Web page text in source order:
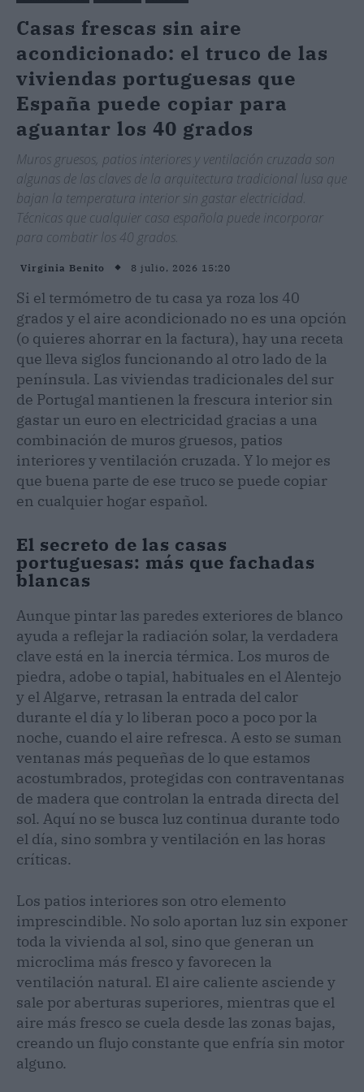
Casas frescas sin aire
acondicionado: el truco de las
viviendas portuguesas que
España puede copiar para
aguantar los 40 grados
Muros gruesos, patios interiores y ventilación cruzada son
algunas de las claves de la arquitectura tradicional lusa que
bajan la temperatura interior sin gastar electricidad.
Técnicas que cualquier casa española puede incorporar
para combatir los 40 grados.
Virginia Benito 8 julio, 2026 15:20
Si el termómetro de tu casa ya roza los 40
grados y el aire acondicionado no es una opción
(o quieres ahorrar en la factura), hay una receta
que lleva siglos funcionando al otro lado de la
península. Las viviendas tradicionales del sur
de Portugal mantienen la frescura interior sin
gastar un euro en electricidad gracias a una
combinación de muros gruesos, patios
interiores y ventilación cruzada. Y lo mejor es
que buena parte de ese truco se puede copiar
en cualquier hogar español.
El secreto de las casas
portuguesas: más que fachadas
blancas
Aunque pintar las paredes exteriores de blanco
ayuda a reflejar la radiación solar, la verdadera
clave está en la inercia térmica. Los muros de
piedra, adobe o tapial, habituales en el Alentejo
y el Algarve, retrasan la entrada del calor
durante el día y lo liberan poco a poco por la
noche, cuando el aire refresca. A esto se suman
ventanas más pequeñas de lo que estamos
acostumbrados, protegidas con contraventanas
de madera que controlan la entrada directa del
sol. Aquí no se busca luz continua durante todo
el día, sino sombra y ventilación en las horas
críticas.
Los patios interiores son otro elemento
imprescindible. No solo aportan luz sin exponer
toda la vivienda al sol, sino que generan un
microclima más fresco y favorecen la
ventilación natural. El aire caliente asciende y
sale por aberturas superiores, mientras que el
aire más fresco se cuela desde las zonas bajas,
creando un flujo constante que enfría sin motor
alguno.